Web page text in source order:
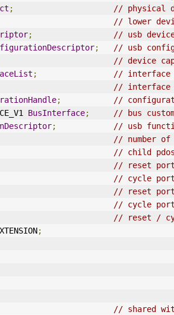
;
// physical
// lower
;
// usb
;
// usb
// device
;
//
// interface
;
//
BusInterface;
// bus
;
// usb
// number
// child
// reset
// cycle
// reset
// cycle
// reset /
;
// shared